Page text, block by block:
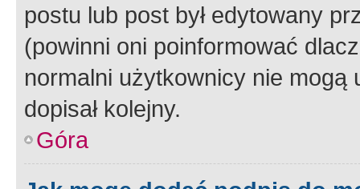
postu lub post był edytowany
(powinni oni poinformować
normalni użytkownicy nie
dopisał kolejny.
Góra